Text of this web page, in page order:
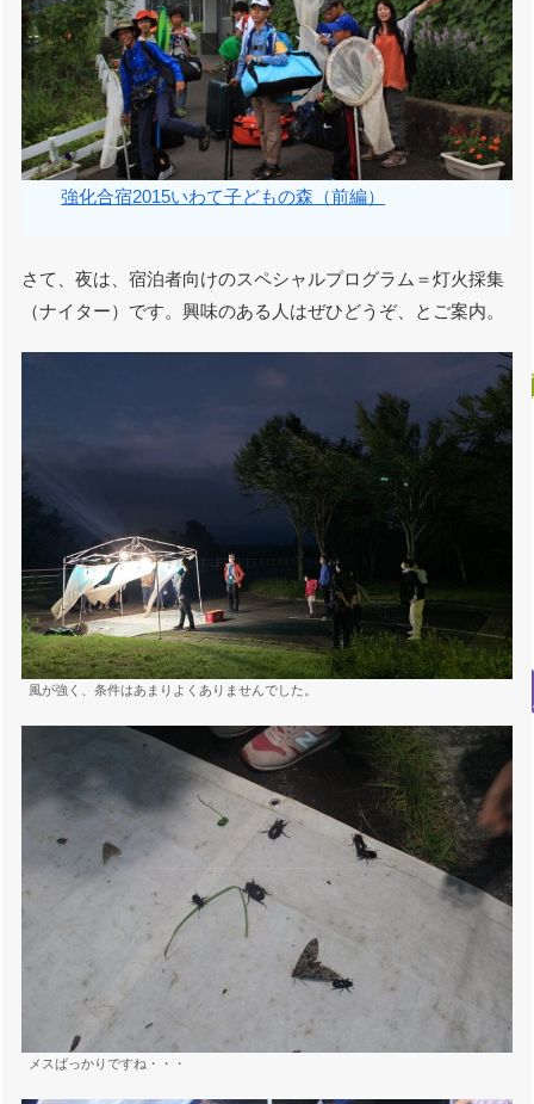
強化合宿2015いわて子どもの森（前編）
さて、夜は、宿泊者向けのスペシャルプログラム＝灯火採集
（ナイター）です。興味のある人はぜひどうぞ、とご案内。
風が強く、条件はあまりよくありませんでした。
メスばっかりですね・・・